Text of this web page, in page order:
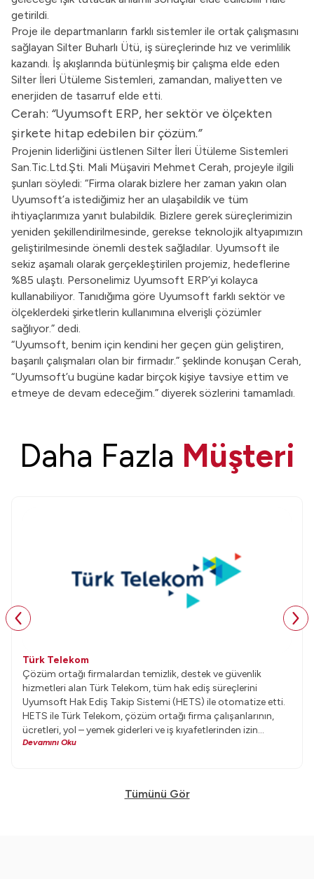
getirildi.
Proje ile departmanların farklı sistemler ile ortak çalışmasını
sağlayan Silter Buharlı Ütü, iş süreçlerinde hız ve verimlilik
kazandı. İş akışlarında bütünleşmiş bir çalışma elde eden
Silter İleri Ütüleme Sistemleri, zamandan, maliyetten ve
enerjiden de tasarruf elde etti.
Cerah: “Uyumsoft ERP, her sektör ve ölçekten
şirkete hitap edebilen bir çözüm.”
Projenin liderliğini üstlenen Silter İleri Ütüleme Sistemleri
San.Tic.Ltd.Şti. Mali Müşaviri Mehmet Cerah, projeyle ilgili
şunları söyledi: “Firma olarak bizlere her zaman yakın olan
Uyumsoft’a istediğimiz her an ulaşabildik ve tüm
ihtiyaçlarımıza yanıt bulabildik. Bizlere gerek süreçlerimizin
yeniden şekillendirilmesinde, gerekse teknolojik altyapımızın
geliştirilmesinde önemli destek sağladılar. Uyumsoft ile
sekiz aşamalı olarak gerçekleştirilen projemiz, hedeflerine
%85 ulaştı. Personelimiz Uyumsoft ERP’yi kolayca
kullanabiliyor. Tanıdığıma göre Uyumsoft farklı sektör ve
ölçeklerdeki şirketlerin kullanımına elverişli çözümler
sağlıyor.” dedi.
“Uyumsoft, benim için kendini her geçen gün geliştiren,
başarılı çalışmaları olan bir firmadır.” şeklinde konuşan Cerah,
“Uyumsoft’u bugüne kadar birçok kişiye tavsiye ettim ve
etmeye de devam edeceğim.” diyerek sözlerini tamamladı.
Daha Fazla Müşteri
Türk Telekom
Çözüm ortağı firmalardan temizlik, destek ve güvenlik
hizmetleri alan Türk Telekom, tüm hak ediş süreçlerini
Uyumsoft Hak Ediş Takip Sistemi (HETS) ile otomatize etti.
HETS ile Türk Telekom, çözüm ortağı firma çalışanlarının,
ücretleri, yol – yemek giderleri ve iş kıyafetlerinden izin
günlerine ödemeyi etkileyen pek çok farklı kalem işi birkaç
Devamını Oku
Tümünü Gör